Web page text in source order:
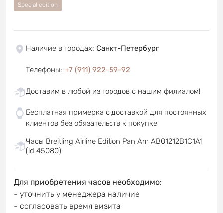
Special edition
Наличие в городах: Санкт-Петербург
Телефоны: +7 (911) 922-59-92
Доставим в любой из городов с нашим филиалом!
Бесплатная примерка с доставкой для постоянных
клиентов без обязательств к покупке
Часы Breitling Airline Edition Pan Am AB01212B1C1A1
(id 45080)
Для приобретения часов необходимо:
- уточнить у менеджера наличие
- согласовать время визита